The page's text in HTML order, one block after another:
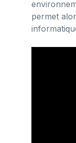
permet